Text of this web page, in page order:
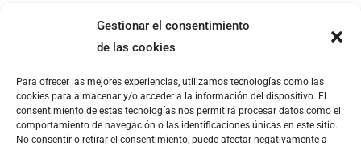
Gestionar el consentimiento
de las cookies
Para ofrecer las mejores experiencias, utilizamos tecnologías como las
cookies para almacenar y/o acceder a la información del dispositivo. El
consentimiento de estas tecnologías nos permitirá procesar datos como el
comportamiento de navegación o las identificaciones únicas en este sitio.
No consentir o retirar el consentimiento, puede afectar negativamente a
ILS Innovative Learning Solutions 2023 |Aviso legal| Política de
cookies|Política de privacidad|Política de cancelación|Devolución